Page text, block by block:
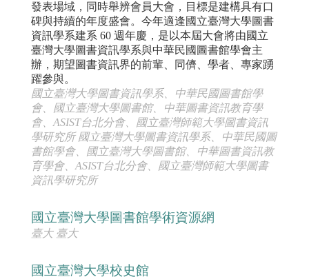
發表場域，同時舉辨會員大會，目標是建構具有口
碑與持續的年度盛會。今年適逢國立臺灣大學圖書
資訊學系建系 60 週年慶，是以本屆大會將由國立
臺灣大學圖書資訊學系與中華民國圖書館學會主
辦，期望圖書資訊界的前輩、同儕、學者、專家踴
躍參與。
國立臺灣大學圖書資訊學系、中華民國圖書館學
會、國立臺灣大學圖書館、中華圖書資訊教育學
會、ASIST台北分會、國立臺灣師範大學圖書資訊
學研究所 國立臺灣大學圖書資訊學系、中華民國圖
書館學會、國立臺灣大學圖書館、中華圖書資訊教
育學會、ASIST台北分會、國立臺灣師範大學圖書
資訊學研究所
國立臺灣大學圖書館學術資源網
臺大 臺大
國立臺灣大學校史館